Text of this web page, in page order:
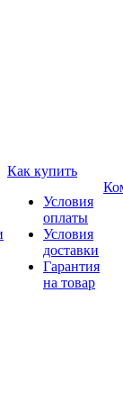
Как купить
Условия
оплаты
Условия
доставки
Гарантия
на товар